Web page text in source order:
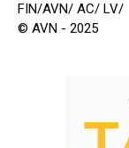
FIN/AVN/ AC/ LV/
© AVN - 2025